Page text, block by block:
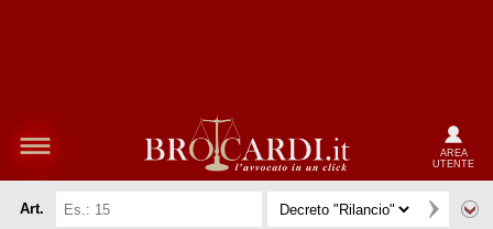
AREA
UTENTE
Art.